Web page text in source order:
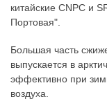
китайские CNPC и
Портовая".
Большая часть
выпускается в
эффективно при
воздуха.